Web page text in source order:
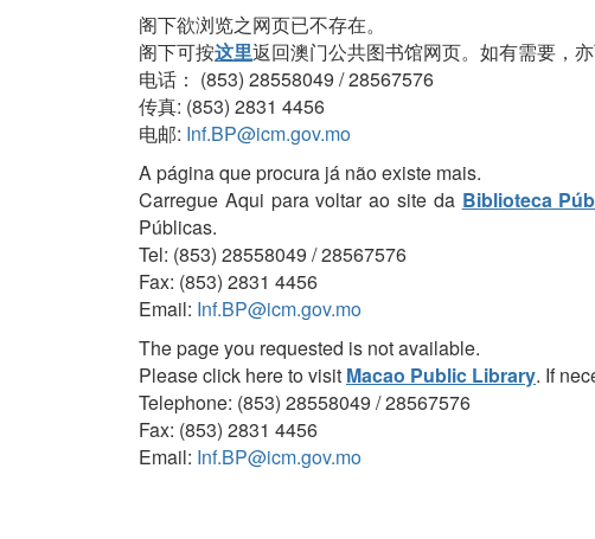
阁下欲浏览之网页已不存在。
阁下可按这里返回澳门公共图书馆网页。如有需要，
电话： (853) 28558049 / 28567576
传真: (853) 2831 4456
电邮: Inf.BP@icm.gov.mo
A página que procura já não existe mais.
Carregue Aqui para voltar ao site da Biblioteca
Públicas.
Tel: (853) 28558049 / 28567576
Fax: (853) 2831 4456
Email: Inf.BP@icm.gov.mo
The page you requested is not available.
Please click here to visit Macao Public Library. If
Telephone: (853) 28558049 / 28567576
Fax: (853) 2831 4456
Email: Inf.BP@icm.gov.mo